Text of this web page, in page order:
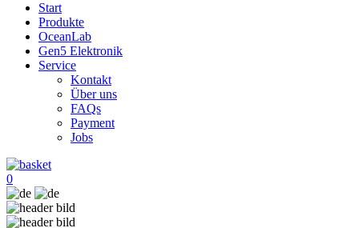
Start
Produkte
OceanLab
Gen5 Elektronik
Service
Kontakt
Über uns
FAQs
Payment
Jobs
0